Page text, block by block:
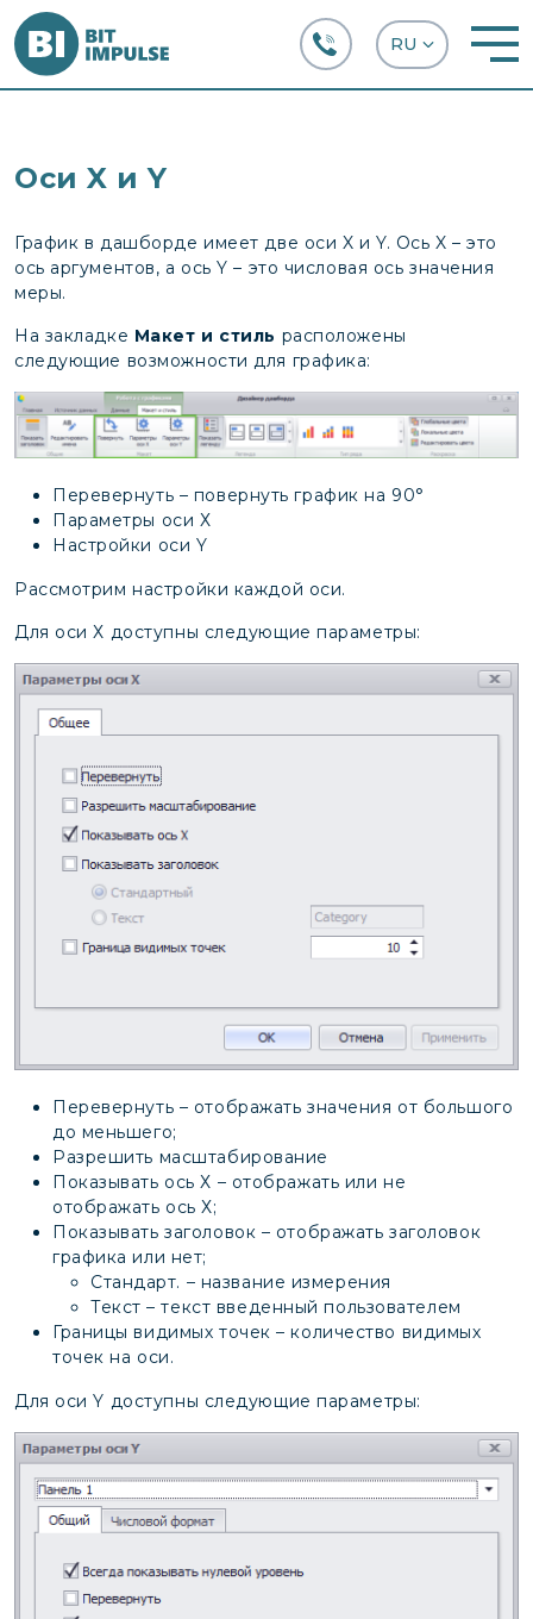
Оси X и Y
График в дашборде имеет две оси X и Y. Ось X – это
ось аргументов, а ось Y – это числовая ось значения
меры.
На закладке Макет и стиль расположены
следующие возможности для графика:
Перевернуть – повернуть график на 90°
Параметры оси Х
Настройки оси Y
Рассмотрим настройки каждой оси.
Для оси Х доступны следующие параметры:
Перевернуть – отображать значения от большого
до меньшего;
Разрешить масштабирование
Показывать ось Х – отображать или не
отображать ось Х;
Показывать заголовок – отображать заголовок
графика или нет;
Стандарт. – название измерения
Текст – текст введенный пользователем
Границы видимых точек – количество видимых
точек на оси.
Для оси Y доступны следующие параметры: